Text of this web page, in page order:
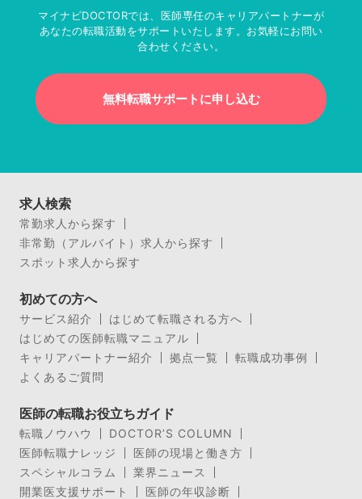
マイナビDOCTORでは、医師専任のキャリアパートナーが
あなたの転職活動をサポートいたします。お気軽にお問い
合わせください。
無料転職サポートに申し込む
求人検索
常勤求人から探す
非常勤（アルバイト）求人から探す
スポット求人から探す
初めての方へ
サービス紹介
はじめて転職される方へ
はじめての医師転職マニュアル
キャリアパートナー紹介
拠点一覧
転職成功事例
よくあるご質問
医師の転職お役立ちガイド
転職ノウハウ
DOCTOR’S COLUMN
医師転職ナレッジ
医師の現場と働き方
スペシャルコラム
業界ニュース
開業医支援サポート
医師の年収診断